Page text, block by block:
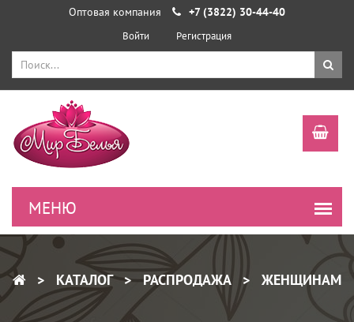
Оптовая компания +7 (3822) 30-44-40
Войти Регистрация
КАТАЛОГ РАСПРОДАЖА ЖЕНЩИНАМ